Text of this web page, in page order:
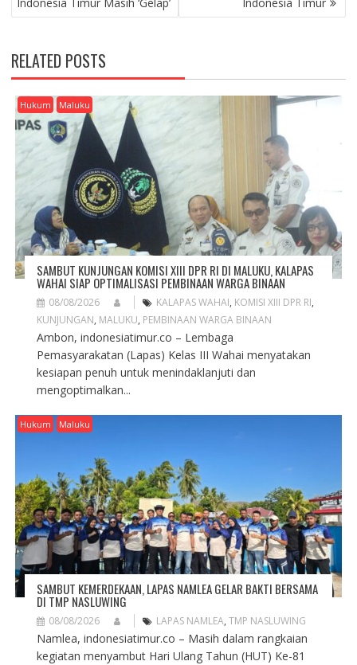
S
N
A
V
G
A
RELATED POSTS
Hukum Maluku
SAMBUT KUNJUNGAN KOMISI XIII DPR RI DI MALUKU, KALAPAS
WAHAI SIAP OPTIMALISASI PEMBINAAN WARGA BINAAN
08/08/2026 KALAPAS WAHAI, KOMISI XIII DPR RI,
KUNJUNGAN, MALUKU, PEMBINAAN WARGA BINAAN
Ambon, indonesiatimur.co – Lembaga
Pemasyarakatan (Lapas) Kelas III Wahai menyatakan
kesiapan penuh untuk menindaklanjuti dan
mengoptimalkan...
Hukum Maluku
SAMBUT KEMERDEKAAN, LAPAS NAMLEA GELAR BAKTI BERSAMA
DI TMP NASLUWING
08/08/2026 LAPAS NAMLEA, TMP NASLUWING
Namlea, indonesiatimur.co – Masih dalam rangkaian
kegiatan menyambut Hari Ulang Tahun (HUT) Ke-81